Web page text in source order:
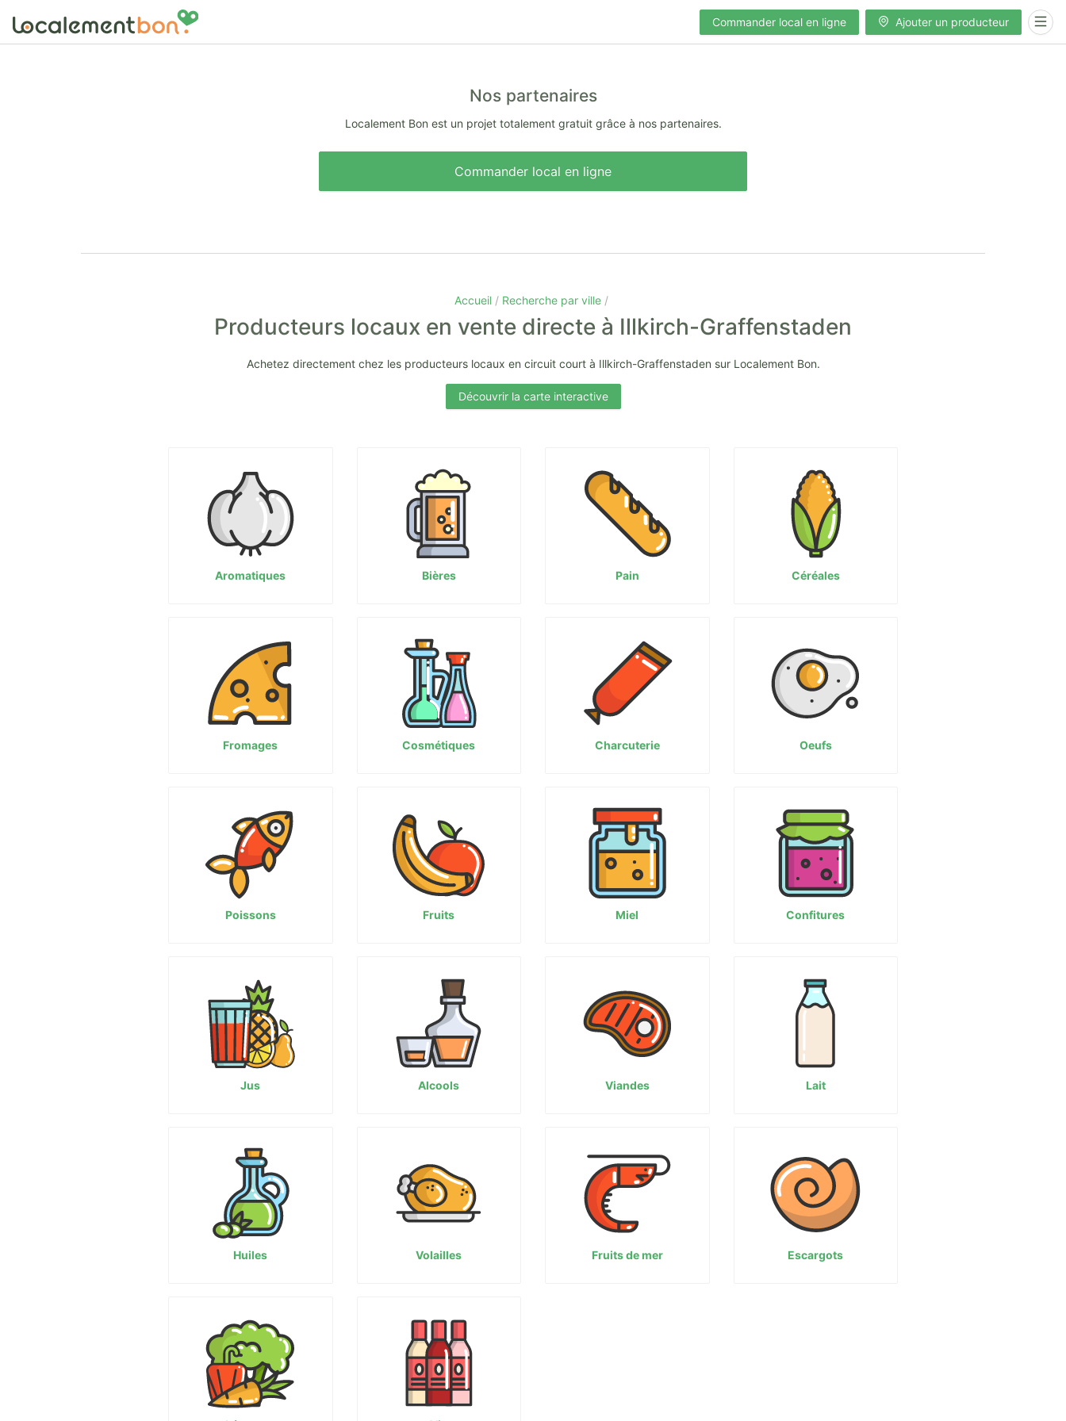
Commander local en ligne Ajouter un producteur
Nos partenaires
Localement Bon est un projet totalement gratuit grâce à nos partenaires.
Commander local en ligne
Accueil Recherche par ville
Producteurs locaux en vente directe à Illkirch-Graffenstaden
Achetez directement chez les producteurs locaux en circuit court à Illkirch-Graffenstaden sur Localement Bon.
Découvrir la carte interactive
Aromatiques Bières Pain Céréales
Fromages Cosmétiques Charcuterie Oeufs
Poissons Fruits Miel Confitures
Jus Alcools Viandes Lait
Huiles Volailles Fruits de mer Escargots